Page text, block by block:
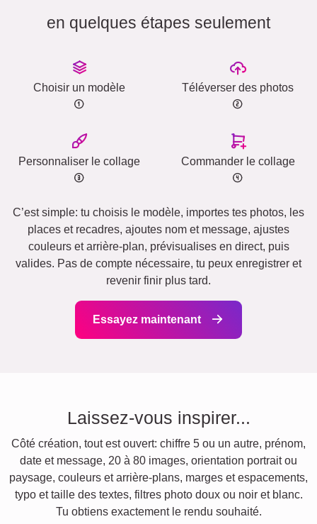
en quelques étapes seulement
Choisir un modèle Téléverser des photos
Personnaliser le collage Commander le collage
C’est simple: tu choisis le modèle, importes tes photos, les
places et recadres, ajoutes nom et message, ajustes
couleurs et arrière‑plan, prévisualises en direct, puis
valides. Pas de compte nécessaire, tu peux enregistrer et
revenir finir plus tard.
Essayez maintenant
Laissez-vous inspirer...
Côté création, tout est ouvert: chiffre 5 ou un autre, prénom,
date et message, 20 à 80 images, orientation portrait ou
paysage, couleurs et arrière‑plans, marges et espacements,
typo et taille des textes, filtres photo doux ou noir et blanc.
Tu obtiens exactement le rendu souhaité.